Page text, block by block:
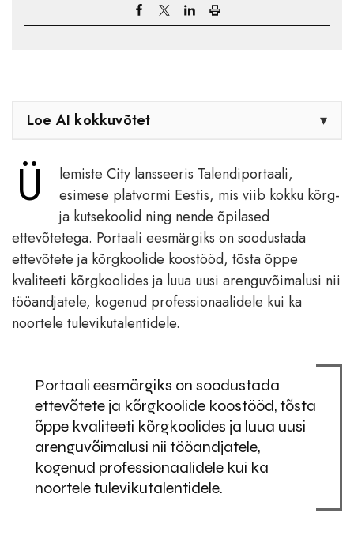
Loe AI kokkuvõtet ▾
Ü
lemiste City lansseeris Talendiportaali,
esimese platvormi Eestis, mis viib kokku kõrg-
ja kutsekoolid ning nende õpilased
ettevõtetega. Portaali eesmärgiks on soodustada
ettevõtete ja kõrgkoolide koostööd, tõsta õppe
kvaliteeti kõrgkoolides ja luua uusi arenguvõimalusi nii
tööandjatele, kogenud professionaalidele kui ka
noortele tulevikutalentidele.
Portaali eesmärgiks on soodustada
ettevõtete ja kõrgkoolide koostööd, tõsta
õppe kvaliteeti kõrgkoolides ja luua uusi
arenguvõimalusi nii tööandjatele,
kogenud professionaalidele kui ka
noortele tulevikutalentidele.